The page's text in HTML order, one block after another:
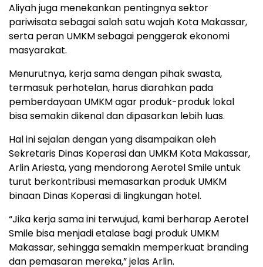
Aliyah juga menekankan pentingnya sektor
pariwisata sebagai salah satu wajah Kota Makassar,
serta peran UMKM sebagai penggerak ekonomi
masyarakat.
Menurutnya, kerja sama dengan pihak swasta,
termasuk perhotelan, harus diarahkan pada
pemberdayaan UMKM agar produk-produk lokal
bisa semakin dikenal dan dipasarkan lebih luas.
Hal ini sejalan dengan yang disampaikan oleh
Sekretaris Dinas Koperasi dan UMKM Kota Makassar,
Arlin Ariesta, yang mendorong Aerotel Smile untuk
turut berkontribusi memasarkan produk UMKM
binaan Dinas Koperasi di lingkungan hotel.
“Jika kerja sama ini terwujud, kami berharap Aerotel
Smile bisa menjadi etalase bagi produk UMKM
Makassar, sehingga semakin memperkuat branding
dan pemasaran mereka,” jelas Arlin.